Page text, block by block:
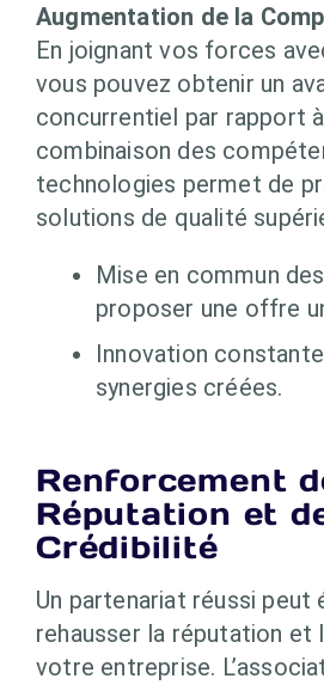
Augmentation de la
En joignant vos forces
vous pouvez obtenir un
concurrentiel par rapport
combinaison des
technologies permet de
solutions de qualité
Mise en commun
proposer une offre
Innovation
synergies créées.
Renforcement
Réputation et
Crédibilité
Un partenariat réussi peut
rehausser la réputation et
votre entreprise.